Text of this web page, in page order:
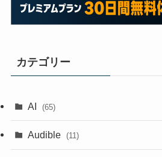
カテゴリー
AI (65)
Audible (11)